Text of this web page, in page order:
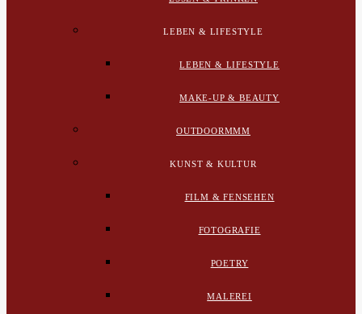
LEBEN & LIFESTYLE
LEBEN & LIFESTYLE
MAKE-UP & BEAUTY
OUTDOORMMM
KUNST & KULTUR
FILM & FENSEHEN
FOTOGRAFIE
POETRY
MALEREI